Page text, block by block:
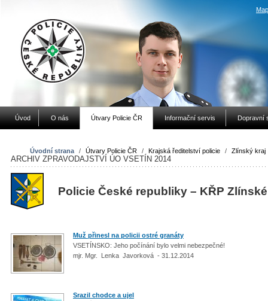
Úvod O nás Útvary Policie ČR Informační servis Dopravní
Úvodní strana / Útvary Policie ČR / Krajská ředitelství policie / Zlínský kraj
ARCHIV ZPRAVODAJSTVÍ ÚO VSETÍN 2014
Policie České republiky – KŘP
Muž přinesl na policii ostré granáty
VSETÍNSKO: Jeho počínání bylo velmi nebezpečné!
mjr. Mgr. Lenka Javorková - 31.12.2014
Srazil chodce a ujel